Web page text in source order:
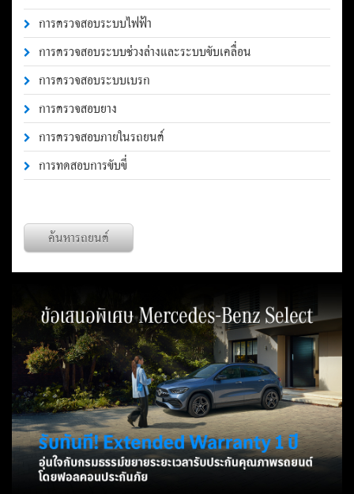
การตรวจสอบระบบไฟฟ้า
การตรวจสอบระบบช่วงล่างและระบบขับเคลื่อน
การตรวจสอบระบบเบรก
การตรวจสอบยาง
การตรวจสอบภายในรถยนต์
การทดสอบการขับขี่
ค้นหารถยนต์